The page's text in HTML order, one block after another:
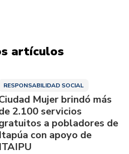
artículos
RESPONSABILIDAD SOCIAL
Mujer brindó más
2.100 servicios
a pobladores de
Itapúa con apoyo de
ITAIPU